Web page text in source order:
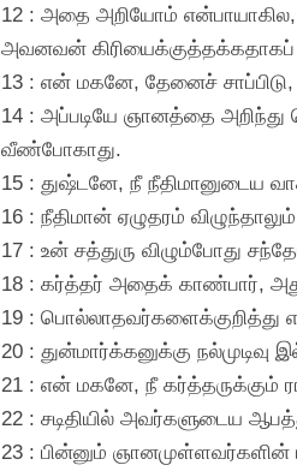
12 : அதை அறியோம்
அவனவன்
13 : என் மகனே, தேனைச் சாப்பிடு,
14 : அப்படியே ஞானத்தை
வீண்போகாது.
15 : துஷ்டனே, நீ நீதிமானுடைய
16 : நீதிமான் ஏழுதரம்
17 : உன் சத்துரு விழும்போது
18 : கர்த்தர் அதைக் காண்பார்,
19 : பொல்லாதவர்களைக்குறித்து
20 : துன்மார்க்கனுக்கு
21 : என் மகனே, நீ கர்த்தருக்கும்
22 : சடிதியில் அவர்களுடைய
23 : பின்னும் ஞானமுள்ளவர்களின்